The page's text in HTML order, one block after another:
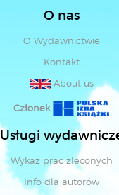
O nas
O Wydawnictwie
Kontakt
About us
Członek
Usługi
Wykaz prac zleconych
Info dla autorów